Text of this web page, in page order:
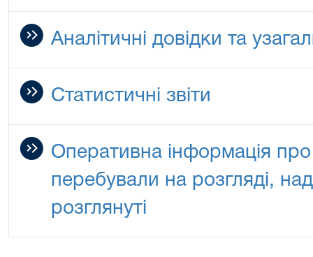
Аналітичні довідки та
Статистичні звіти
Оперативна інформація
перебували на розгляді,
розглянуті